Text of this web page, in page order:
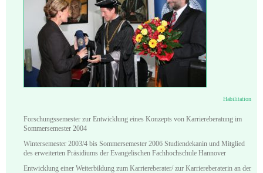
Habilitation
Forschungssemester zur Entwicklung eines Konzepts von Karriereberatung im
Sommersemester 2004
Wintersemester 2003/4 bis Sommersemester 2006 Studiendekanin und Mitglied
des erweiterten Präsidiums der Evangelischen Fachhochschule Hannover
Entwicklung einer Weiterbildung zum Karriereberater/ zur Karriereberaterin an der